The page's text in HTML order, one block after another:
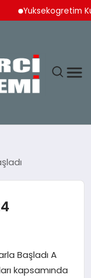
Yuksekogretim
Başladı A
kapsamında